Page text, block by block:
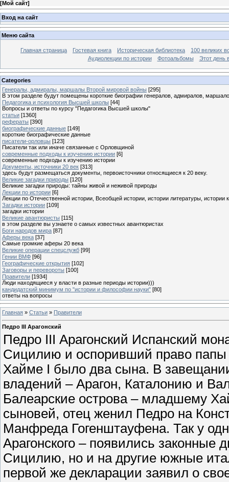
[Мой сайт]
Вход на сайт
Меню сайта
Главная страница Гостевая книга Историческая библиотека
100 великих
Аудиолекции по истории
Фотоальбомы Этот день
Categories
Генералы, адмиралы, маршалы Второй мировой войны [295]
В этом разделе будут помещены короткие биографии генералов, адмиралов,
Педагогика и психология Высшей школы [44]
Вопросы и ответы по курсу "Педагогика Высшей школы"
статьи [1360]
рефераты [390]
биографические данные [149]
короткие биографические данные
писатели-орловцы [123]
Писатели так или иначе связанные с Орловщиной
современные подходы к изучению истории [6]
современные подходы к изучению истории
Документы, источники 20 век [313]
здесь будут размещаться документы, первоисточники относящиеся к 20 веку.
Великие загадки природы [120]
Великие загадки природы: тайны живой и неживой природы
Лекции по истории [6]
Лекции по Отечественной истории, Всеобщей истории, истории литературы, истории
Загадки истории [109]
загадки истории
Великие авантюристы [115]
в этом разделе вы узнаете о самых известных авантюристах
Боги народов мира [87]
Аферы века [37]
Самые громкие аферы 20 века
Великие операции спецслужб [99]
Гении ВМФ [96]
Географические открытия [102]
Заговоры и перевороты [100]
Правители [1934]
Люди находящиеся у власти в разные периоды истории)))
кандидатский минимум по "истории и философии науки" [80]
ответы на вопросы
Главная » Статьи » Правители
Педро III Арагонский
Педро III Арагонский Испанский
Сицилию и оспоривший право папы
Хайме I было два сына. В
владений – Арагон, Каталонию и
Балеарские острова – младшему
сыновей, отец женил Педро на
Манфреда Гогенштауфена. Так у
Арагонского – появились законные
Сицилию, но и на другие южные
первой же декларации заявил о